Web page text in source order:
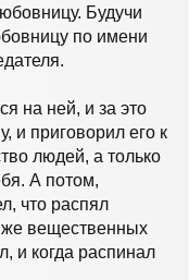
Будучи
по имени
на ней, и за это
и приговорил его к
людей, а только
А потом,
что распял
вещественных
и когда распинал